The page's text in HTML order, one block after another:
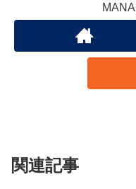
関連記事